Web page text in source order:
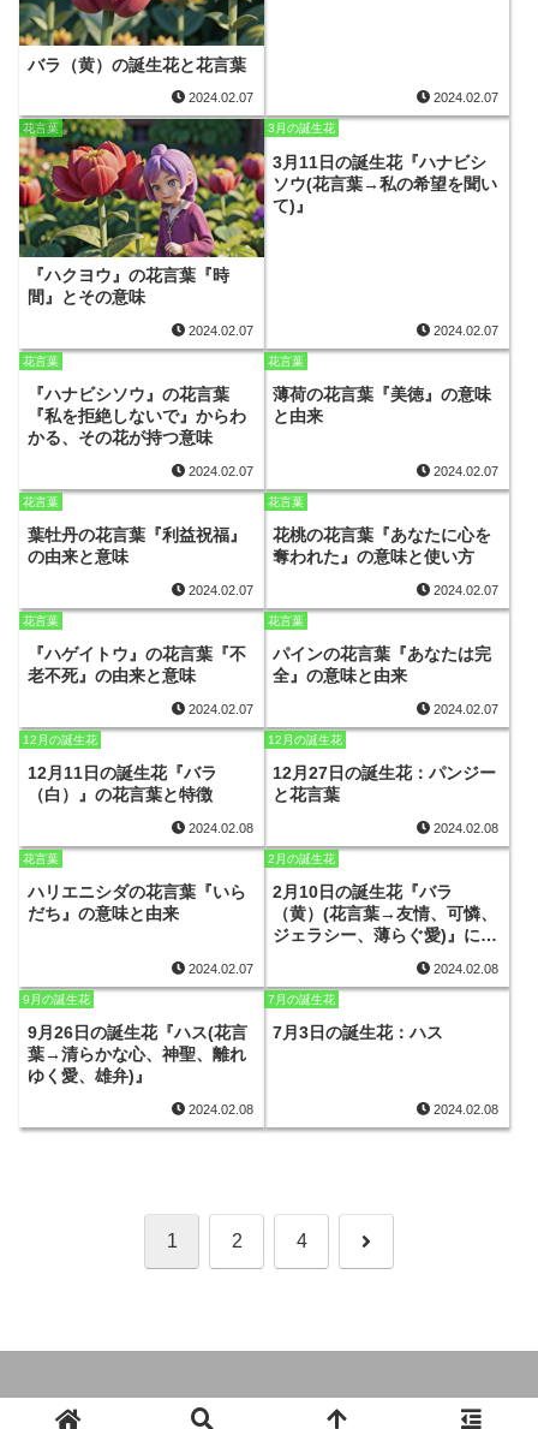
バラ（黄）の誕生花と花言葉
2024.02.07 2024.02.07
花言葉
『ハクヨウ』の花言葉『時
間』とその意味
2024.02.07
3月の誕生花
3月11日の誕生花『ハナビシ
ソウ(花言葉→私の希望を聞い
て)』
2024.02.07
花言葉
『ハナビシソウ』の花言葉
『私を拒絶しないで』からわ
かる、その花が持つ意味
2024.02.07
花言葉
薄荷の花言葉『美徳』の意味
と由来
2024.02.07
花言葉
葉牡丹の花言葉『利益祝福』
の由来と意味
2024.02.07
花言葉
花桃の花言葉『あなたに心を
奪われた』の意味と使い方
2024.02.07
花言葉
『ハゲイトウ』の花言葉『不
老不死』の由来と意味
2024.02.07
花言葉
パインの花言葉『あなたは完
全』の意味と由来
2024.02.07
12月の誕生花
12月11日の誕生花『バラ
（白）』の花言葉と特徴
2024.02.08
12月の誕生花
12月27日の誕生花：パンジー
と花言葉
2024.02.08
花言葉
ハリエニシダの花言葉『いら
だち』の意味と由来
2024.02.07
2月の誕生花
2月10日の誕生花『バラ
（黄）(花言葉→友情、可憐、
ジェラシー、薄らぐ愛)』につ
2024.02.08
9月の誕生花
9月26日の誕生花『ハス(花言
葉→清らかな心、神聖、離れ
ゆく愛、雄弁)』
2024.02.08
7月の誕生花
7月3日の誕生花：ハス
2024.02.08
1 2 4 次
© 2024 365日の誕生花と全ての花言葉.